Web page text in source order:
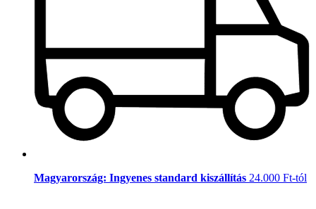
Magyarország: Ingyenes standard kiszállítás 24.000 Ft-tól